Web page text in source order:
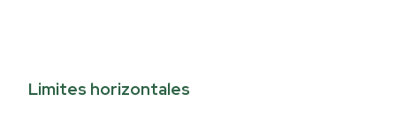
Limites horizontales